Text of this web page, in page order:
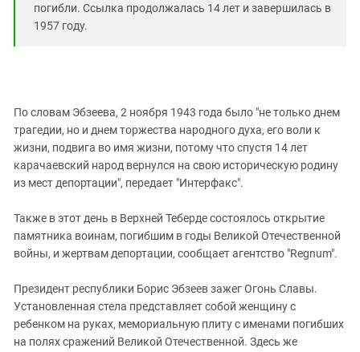
погибли. Ссылка продолжалась 14 лет и завершилась в
1957 году.
По словам Эбзеева, 2 ноября 1943 года было "не только днем
трагедии, но и днем торжества народного духа, его воли к
жизни, подвига во имя жизни, потому что спустя 14 лет
карачаевский народ вернулся на свою историческую родину
из мест депортации", передает "Интерфакс".
Также в этот день в Верхней Теберде состоялось открытие
памятника воинам, погибшим в годы Великой Отечественной
войны, и жертвам депортации, сообщает агентство "Regnum".
Президент республики Борис Эбзеев зажег Огонь Славы.
Установленная стела представляет собой женщину с
ребенком на руках, мемориальную плиту с именами погибших
на полях сражений Великой Отечественной. Здесь же